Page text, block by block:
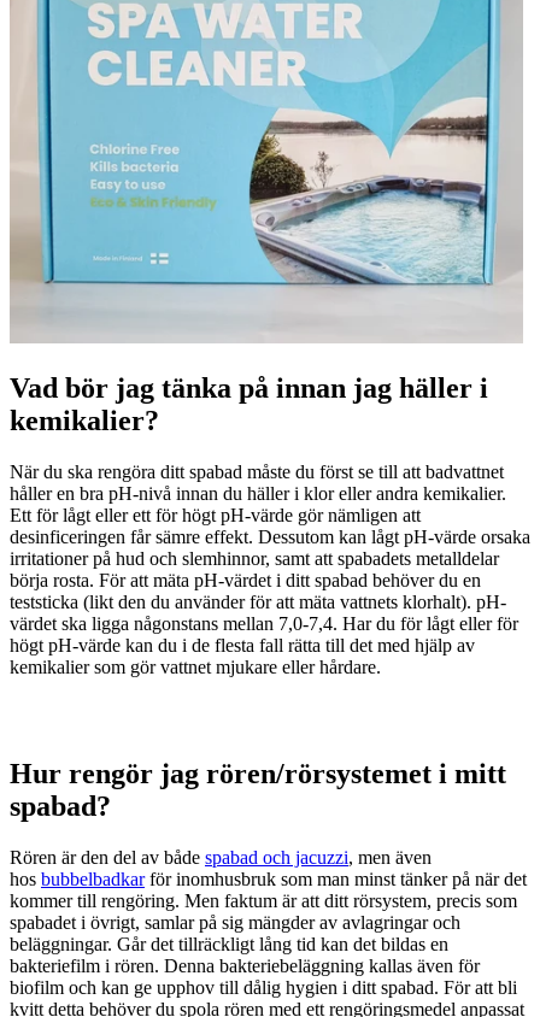
Vad bör jag tänka på innan jag häller i
kemikalier?
När du ska rengöra ditt spabad måste du först se till att badvattnet
håller en bra pH-nivå innan du häller i klor eller andra kemikalier.
Ett för lågt eller ett för högt pH-värde gör nämligen att
desinficeringen får sämre effekt. Dessutom kan lågt pH-värde orsaka
irritationer på hud och slemhinnor, samt att spabadets metalldelar
börja rosta. För att mäta pH-värdet i ditt spabad behöver du en
teststicka (likt den du använder för att mäta vattnets klorhalt). pH-
värdet ska ligga någonstans mellan 7,0-7,4. Har du för lågt eller för
högt pH-värde kan du i de flesta fall rätta till det med hjälp av
kemikalier som gör vattnet mjukare eller hårdare.
Hur rengör jag rören/rörsystemet i mitt
spabad?
Rören är den del av både spabad och jacuzzi, men även
hos bubbelbadkarför inomhusbruk som man minst tänker på när det
kommer till rengöring. Men faktum är att ditt rörsystem, precis som
spabadet i övrigt, samlar på sig mängder av avlagringar och
beläggningar. Går det tillräckligt lång tid kan det bildas en
bakteriefilm i rören. Denna bakteriebeläggning kallas även för
biofilm och kan ge upphov till dålig hygien i ditt spabad. För att bli
kvitt detta behöver du spola rören med ett rengöringsmedel anpassat